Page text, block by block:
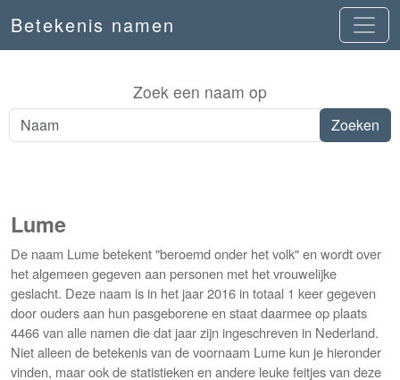
Betekenis namen
Zoek een naam op
Lume
De naam Lume betekent "beroemd onder het volk" en wordt over
het algemeen gegeven aan personen met het vrouwelijke
geslacht. Deze naam is in het jaar 2016 in totaal 1 keer gegeven
door ouders aan hun pasgeborene en staat daarmee op plaats
4466 van alle namen die dat jaar zijn ingeschreven in Nederland.
Niet alleen de betekenis van de voornaam Lume kun je hieronder
vinden, maar ook de statistieken en andere leuke feitjes van deze